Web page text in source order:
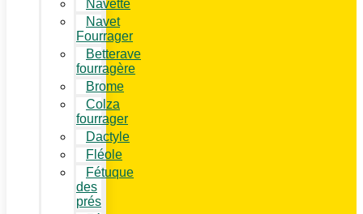
Navette
Navet
Fourrager
Betterave
fourragère
Brome
Colza
fourrager
Dactyle
Fléole
Fétuque
des
prés